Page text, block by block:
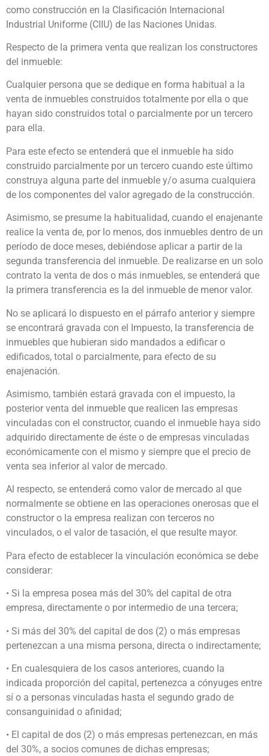
como construcción en la Clasificación Internacional
Industrial Uniforme (CIIU) de las Naciones Unidas.
Respecto de la primera venta que realizan los constructores
del inmueble:
Cualquier persona que se dedique en forma habitual a la
venta de inmuebles construidos totalmente por ella o que
hayan sido construidos total o parcialmente por un tercero
para ella.
Para este efecto se entenderá que el inmueble ha sido
construido parcialmente por un tercero cuando este último
construya alguna parte del inmueble y/o asuma cualquiera
de los componentes del valor agregado de la construcción.
Asimismo, se presume la habitualidad, cuando el enajenante
realice la venta de, por lo menos, dos inmuebles dentro de un
período de doce meses, debiéndose aplicar a partir de la
segunda transferencia del inmueble. De realizarse en un solo
contrato la venta de dos o más inmuebles, se entenderá que
la primera transferencia es la del inmueble de menor valor.
No se aplicará lo dispuesto en el párrafo anterior y siempre
se encontrará gravada con el Impuesto, la transferencia de
inmuebles que hubieran sido mandados a edificar o
edificados, total o parcialmente, para efecto de su
enajenación.
Asimismo, también estará gravada con el impuesto, la
posterior venta del inmueble que realicen las empresas
vinculadas con el constructor, cuando el inmueble haya sido
adquirido directamente de éste o de empresas vinculadas
económicamente con el mismo y siempre que el precio de
venta sea inferior al valor de mercado.
Al respecto, se entenderá como valor de mercado al que
normalmente se obtiene en las operaciones onerosas que el
constructor o la empresa realizan con terceros no
vinculados, o el valor de tasación, el que resulte mayor.
Para efecto de establecer la vinculación económica se debe
considerar:
• Si la empresa posea más del 30% del capital de otra
empresa, directamente o por intermedio de una tercera;
• Si más del 30% del capital de dos (2) o más empresas
pertenezcan a una misma persona, directa o indirectamente;
• En cualesquiera de los casos anteriores, cuando la
indicada proporción del capital, pertenezca a cónyuges entre
sí o a personas vinculadas hasta el segundo grado de
consanguinidad o afinidad;
• El capital de dos (2) o más empresas pertenezcan, en más
del 30%, a socios comunes de dichas empresas;